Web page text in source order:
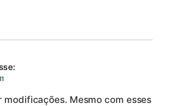
modificações. Mesmo com esses